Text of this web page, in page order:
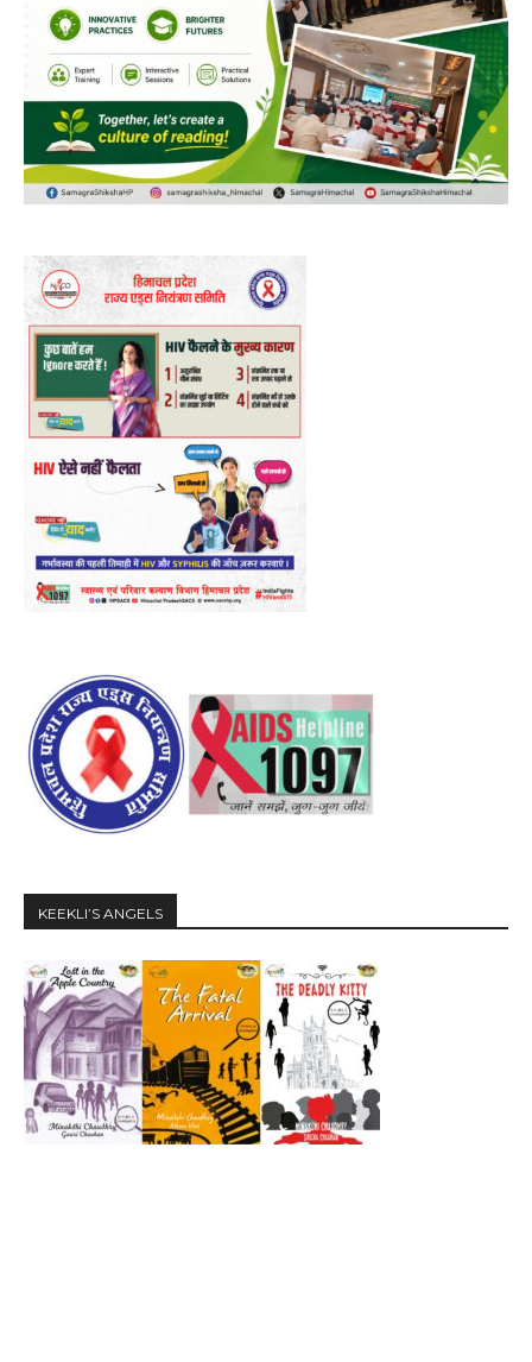
NURTURING CREATIVITY – KEEKLI CHARITABLE TRUST, SHIMLA
KEEKLI’S ANGELS